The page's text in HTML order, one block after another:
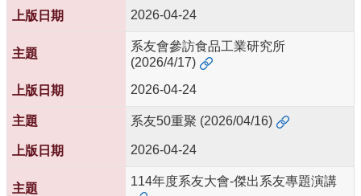
資
高
中
生
專
區
大
部
2026-04-24
系友會參訪食品工業研究所
(2026/4/17)
2026-04-24
系友50重聚 (2026/04/16)
2026-04-24
114年度系友大會-傑出系友專題演講